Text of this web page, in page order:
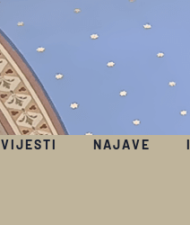
VIJESTI NAJAVE